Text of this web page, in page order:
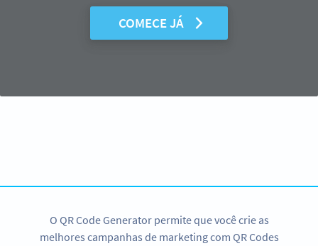
COMECE JÁ
O QR Code Generator permite que você crie as
melhores campanhas de marketing com QR Codes